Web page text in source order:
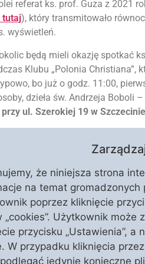
referat ks. prof. Guza z 2021
tutaj), który transmitowało
wyświetleń.
będą mieli okazję spotkać
Klubu „Polonia Christiana”,
bo już o godz. 11:00,
dzieła św. Andrzeja Boboli
ul. Szerokiej 19 w
z ks. prof. Tadeuszem
W trakcie tej Eucharystii nasz
Spotykamy się w
Judyma 4 w Szczecinie.Na
zapraszamy!
że niniejsza strona
na temat gromadzonych
poprzez kliknięcie
„cookies”. Użytkownik może
przycisku „Ustawienia”, a
W przypadku kliknięcia
jedynie konieczne